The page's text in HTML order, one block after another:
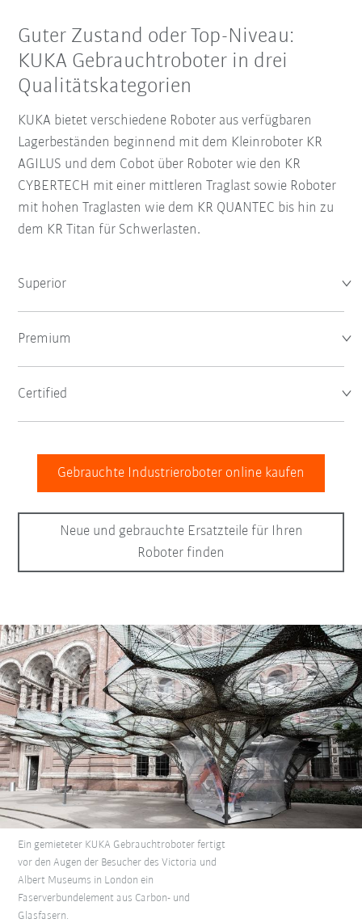
Guter Zustand oder Top-Niveau:
KUKA Gebrauchtroboter in drei
Qualitätskategorien
KUKA bietet verschiedene Roboter aus verfügbaren
Lagerbeständen beginnend mit dem Kleinroboter KR
AGILUS und dem Cobot über Roboter wie den KR
CYBERTECH mit einer mittleren Traglast sowie Roboter
mit hohen Traglasten wie dem KR QUANTEC bis hin zu
dem KR Titan für Schwerlasten.
Superior
Premium
Certified
Gebrauchte Industrieroboter online kaufen
Neue und gebrauchte Ersatzteile für Ihren
Roboter finden
Ein gemieteter KUKA Gebrauchtroboter fertigt
vor den Augen der Besucher des Victoria und
Albert Museums in London ein
Faserverbundelement aus Carbon- und
Glasfasern.